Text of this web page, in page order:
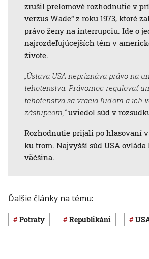
zrušil prelomové rozhodnutie v
verzus Wade“ z roku 1973, ktoré
právo ženy na interrupciu. Ide o
najrozdeľujúcejších tém v
živote.
„Ústava USA nepriznáva právo na
tehotenstva. Právomoc regulovať
tehotenstva sa vracia ľuďom a ich
zástupcom,“uviedol súd v
Rozhodnutie prijali po hlasovaní v
ku trom. Najvyšší súd USA
väčšina.
Ďalšie články na tému:
potraty republikáni